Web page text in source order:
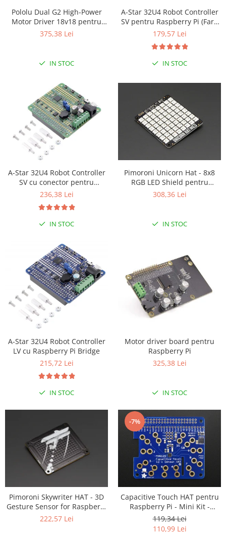
Pololu Dual G2 High-Power
Motor Driver 18v18 pentru
Raspberry Pi (Partial Kit)
375,38 Lei
IN STOC
A-Star 32U4 Robot Controller
SV pentru Raspberry Pi (Fara
conectori)
179,57 Lei
IN STOC
A-Star 32U4 Robot Controller
SV cu conector pentru
Raspberry Pi
236,38 Lei
IN STOC
Pimoroni Unicorn Hat - 8x8
RGB LED Shield pentru
Raspberry Pi A+/B+
308,36 Lei
IN STOC
A-Star 32U4 Robot Controller
LV cu Raspberry Pi Bridge
215,72 Lei
IN STOC
Motor driver board pentru
Raspberry Pi
325,38 Lei
IN STOC
Pimoroni Skywriter HAT - 3D
Gesture Sensor for Raspberry
Pi
222,57 Lei
-7%
Capacitive Touch HAT pentru
Raspberry Pi - Mini Kit -
MPR121
119,34 Lei
110,99 Lei